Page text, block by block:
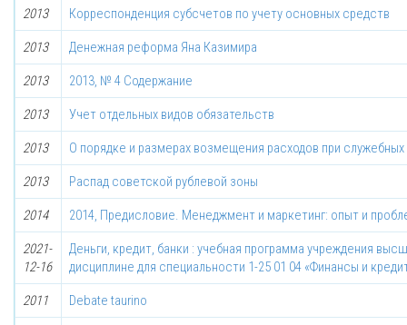
2013 Корреспонденция субсчетов по учету основных средств
2013 Денежная реформа Яна Казимира
2013 2013, № 4 Содержание
2013 Учет отдельных видов обязательств
2013 О порядке и размерах возмещения расходов при
2013 Распад советской рублевой зоны
2014 2014, Предисловие. Менеджмент и маркетинг: опыт и
2021-
12-16
Деньги, кредит, банки : учебная программа учреждения
дисциплине для специальности 1-25 01 04 «Финансы и
2011 Debate taurino